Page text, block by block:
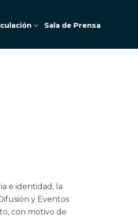
Sala de Prensa
e identidad, la
y Eventos
con motivo de